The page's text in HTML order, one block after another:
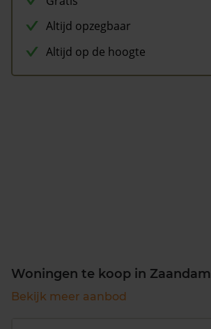
Altijd opzegbaar
Altijd op de hoogte
Woningen te koop in Zaandam
Bekijk meer aanbod